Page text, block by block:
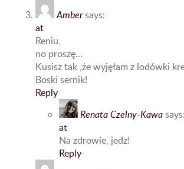
Ambersays:
at
Reniu,
no proszę…
Kusisz tak ,że wyjęłam z lodówki
Boski sernik!
Reply
Renata Czelny-Kawasays:
at
Na zdrowie, jedz!
Reply